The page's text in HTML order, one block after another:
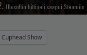
Ubisoftin hittipeli saapui Steamiin
Cuphead Show